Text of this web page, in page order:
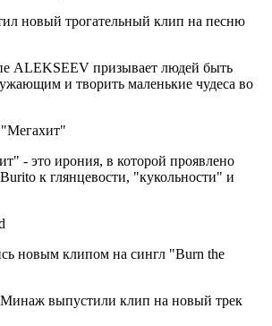
новый трогательный клип на песню
ALEKSEEV призывает людей быть
и творить маленькие чудеса во
- это ирония, в которой проявлено
к глянцевости, "кукольности" и
новым клипом на сингл "Burn the
выпустили клип на новый трек